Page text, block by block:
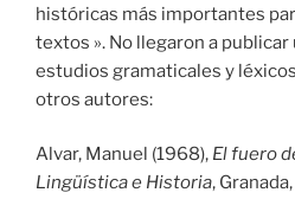
históricas más importantes
textos ». No llegaron a
estudios gramaticales y
otros autores:
Alvar, Manuel (1968), El fuero
Lingüística e Historia,